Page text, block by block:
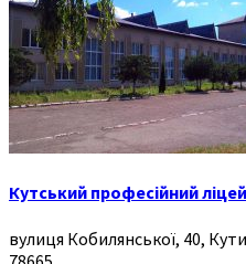
Кутський професійний ліцей
вулиця Кобилянської, 40,